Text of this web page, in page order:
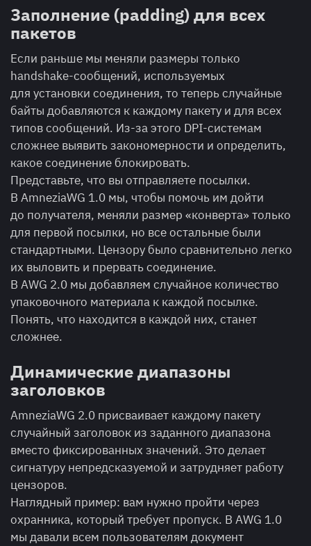
Заполнение (padding) для всех
пакетов
Если раньше мы меняли размеры только
handshake-сообщений, используемых
для установки соединения, то теперь случайные
байты добавляются к каждому пакету и для всех
типов сообщений. Из-за этого DPI-системам
сложнее выявить закономерности и определить,
какое соединение блокировать.
Представьте, что вы отправляете посылки.
В AmneziaWG 1.0 мы, чтобы помочь им дойти
до получателя, меняли размер «конверта» только
для первой посылки, но все остальные были
стандартными. Цензору было сравнительно легко
их выловить и прервать соединение.
В AWG 2.0 мы добавляем случайное количество
упаковочного материала к каждой посылке.
Понять, что находится в каждой них, станет
сложнее.
Динамические диапазоны
заголовков
AmneziaWG 2.0 присваивает каждому пакету
случайный заголовок из заданного диапазона
вместо фиксированных значений. Это делает
сигнатуру непредсказуемой и затрудняет работу
цензоров.
Наглядный пример: вам нужно пройти через
охранника, который требует пропуск. В AWG 1.0
мы давали всем пользователям документ